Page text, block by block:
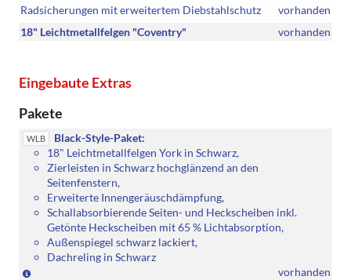
Radsicherungen mit erweitertem Diebstahlschutz
vorhanden
18" Leichtmetallfelgen "Coventry"
vorhanden
Eingebaute Extras
Pakete
WLB
Black-Style-Paket:
18" Leichtmetallfelgen York in Schwarz,
Zierleisten in Schwarz hochglänzend an den
Seitenfenstern,
Erweiterte Innengeräuschdämpfung,
Schallabsorbierende Seiten- und Heckscheiben inkl.
Getönte Heckscheiben mit 65 % Lichtabsorption,
Außenspiegel schwarz lackiert,
Dachreling in Schwarz
vorhanden